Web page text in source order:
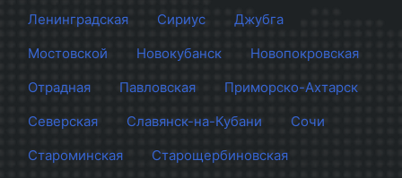
Ленинградская
Сириус
Джубга
Мостовской
Новокубанск
Новопокровская
Отрадная
Павловская
Приморско-Ахтарск
Северская
Славянск-на-Кубани
Сочи
Староминская
Старощербиновская